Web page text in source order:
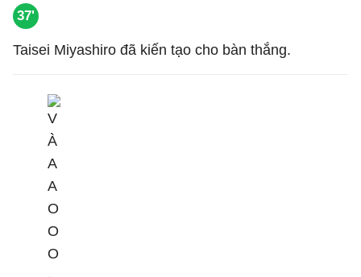
37'
Taisei Miyashiro đã kiến tạo cho bàn thắng.